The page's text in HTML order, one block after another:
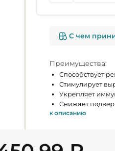
С чем
Преимущества:
Способствует
Стимулирует
Укрепляет
Снижает
к описанию